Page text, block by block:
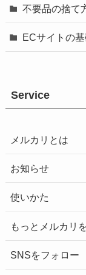
不要品の捨て
ECサイトの
Service
メルカリとは
お知らせ
使いかた
もっとメルカリ
SNSをフォロー